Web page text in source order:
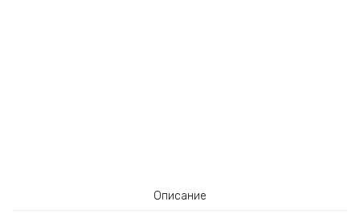
Описание